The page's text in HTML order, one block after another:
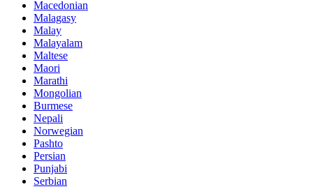
Macedonian
Malagasy
Malay
Malayalam
Maltese
Maori
Marathi
Mongolian
Burmese
Nepali
Norwegian
Pashto
Persian
Punjabi
Serbian